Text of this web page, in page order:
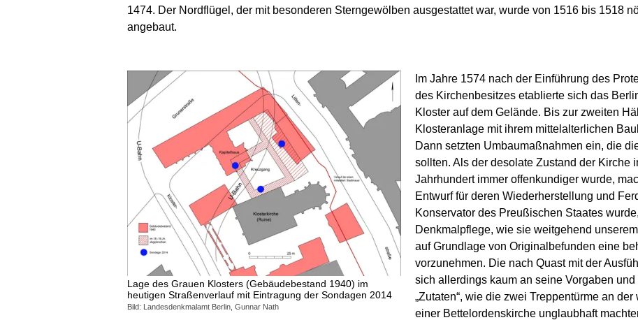
1474. Der Nordflügel, der mit besonderen Sterngewölben ausgestattet war, wurde von 1516 bis 1518
angebaut.
Lage des Grauen Klosters (Gebäudebestand 1940) im
heutigen Straßenverlauf mit Eintragung der Sondagen 2014
Bild: Landesdenkmalamt Berlin, Gunnar Nath
Im Jahre 1574 nach der Einführung des
des Kirchenbesitzes etablierte sich das
Kloster auf dem Gelände. Bis zur zweiten
Klosteranlage mit ihrem mittelalterlichen
Dann setzten Umbaumaßnahmen ein, die
sollten. Als der desolate Zustand der Kirche
Jahrhundert immer offenkundiger wurde,
Entwurf für deren Wiederherstellung und
Konservator des Preußischen Staates
Denkmalpflege, wie sie weitgehend
auf Grundlage von Originalbefunden eine
vorzunehmen. Die nach Quast mit der
sich allerdings kaum an seine Vorgaben
„Zutaten“, wie die zwei Treppentürme an
einer Bettelordenskirche unglaubhaft